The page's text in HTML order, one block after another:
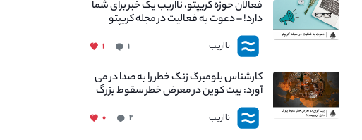
فعالان حوزه کریپتو، نااریب یک خبر برای شما
دارد! – دعوت به فعالیت در مجله کریپتو
نااریب ۱ ۱
کارشناس بلومبرگ زنگ خطر را به صدا در می
آورد: بیت کوین در معرض خطر سقوط بزرگ
است - دلیل آن چیست؟
نااریب ۲ ۰